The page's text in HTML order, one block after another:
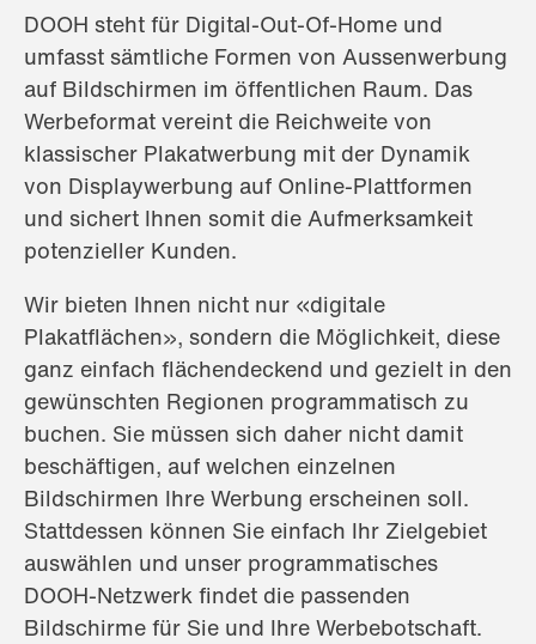
DOOH steht für Digital-Out-Of-Home und
umfasst sämtliche Formen von Aussenwerbung
auf Bildschirmen im öffentlichen Raum. Das
Werbeformat vereint die Reichweite von
klassischer Plakatwerbung mit der Dynamik
von Displaywerbung auf Online-Plattformen
und sichert Ihnen somit die Aufmerksamkeit
potenzieller Kunden.
Wir bieten Ihnen nicht nur «digitale
Plakatflächen», sondern die Möglichkeit, diese
ganz einfach flächendeckend und gezielt in den
gewünschten Regionen programmatisch zu
buchen. Sie müssen sich daher nicht damit
beschäftigen, auf welchen einzelnen
Bildschirmen Ihre Werbung erscheinen soll.
Stattdessen können Sie einfach Ihr Zielgebiet
auswählen und unser programmatisches
DOOH-Netzwerk findet die passenden
Bildschirme für Sie und Ihre Werbebotschaft.